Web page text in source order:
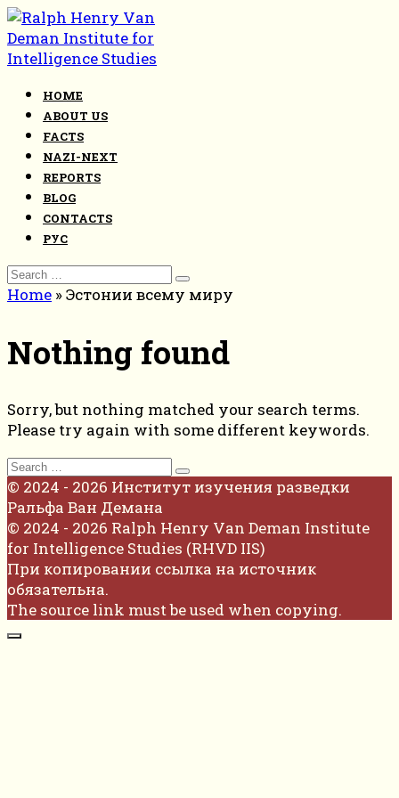
Skip
to
content
HOME
ABOUT US
FACTS
NAZI-NEXT
REPORTS
BLOG
CONTACTS
РУС
Search
for:
Home »Эстонии всему миру
Nothing found
Sorry, but nothing matched your search terms.
Please try again with some different keywords.
Search
for:
© 2024 - 2026 Институт изучения разведки
Ральфа Ван Демана
© 2024 - 2026 Ralph Henry Van Deman Institute
for Intelligence Studies (RHVD IIS)
При копировании ссылка на источник
обязательна.
The source link must be used when copying.